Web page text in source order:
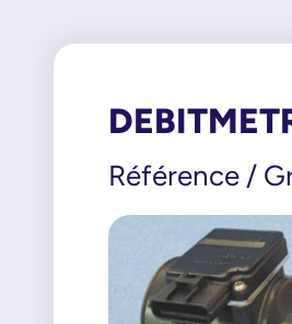
Référence /